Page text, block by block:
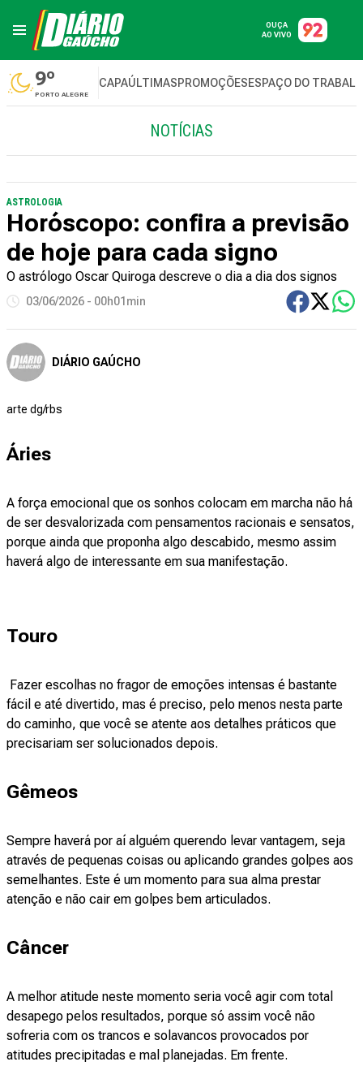
OUÇA
AO VIVO
9º
PORTO ALEGRE
CAPAÚLTIMASPROMOÇÕESESPAÇO DO
NOTÍCIAS
ASTROLOGIA
Horóscopo: confira a previsão
de hoje para cada signo
O astrólogo Oscar Quiroga descreve o dia a dia dos signos
03/06/2026 - 00h01min
DIÁRIO GAÚCHO
arte dg/rbs
Áries
A força emocional que os sonhos colocam em marcha não há
de ser desvalorizada com pensamentos racionais e sensatos,
porque ainda que proponha algo descabido, mesmo assim
haverá algo de interessante em sua manifestação.
Touro
Fazer escolhas no fragor de emoções intensas é bastante
fácil e até divertido, mas é preciso, pelo menos nesta parte
do caminho, que você se atente aos detalhes práticos que
precisariam ser solucionados depois.
Gêmeos
Sempre haverá por aí alguém querendo levar vantagem, seja
através de pequenas coisas ou aplicando grandes golpes aos
semelhantes. Este é um momento para sua alma prestar
atenção e não cair em golpes bem articulados.
Câncer
A melhor atitude neste momento seria você agir com total
desapego pelos resultados, porque só assim você não
sofreria com os trancos e solavancos provocados por
atitudes precipitadas e mal planejadas. Em frente.